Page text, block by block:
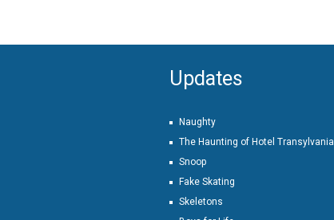
Updates
Naughty
The Haunting of Hotel Transylvania
Snoop
Fake Skating
Skeletons